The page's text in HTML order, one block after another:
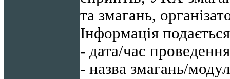
та змагань,
Інформація
- дата/час проведення
- назва змагань/